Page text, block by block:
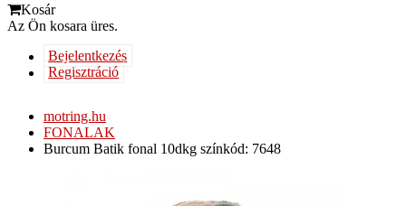
Kosár
Az Ön kosara üres.
Bejelentkezés
Regisztráció
motring.hu
FONALAK
Burcum Batik fonal 10dkg színkód: 7648